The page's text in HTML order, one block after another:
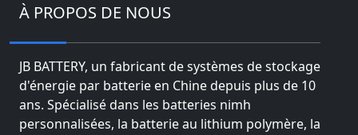
À PROPOS DE NOUS
JB BATTERY, un fabricant de systèmes de stockage
d'énergie par batterie en Chine depuis plus de 10
ans. Spécialisé dans les batteries nimh
personnalisées, la batterie au lithium polymère, la